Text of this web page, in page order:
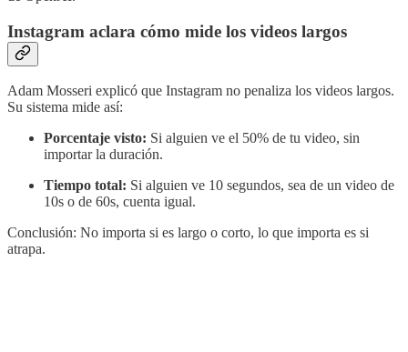
Instagram aclara cómo mide los videos largos
Adam Mosseri explicó que Instagram no penaliza los videos largos.
Su sistema mide así:
Porcentaje visto: Si alguien ve el 50% de tu video, sin
importar la duración.
Tiempo total: Si alguien ve 10 segundos, sea de un video de
10s o de 60s, cuenta igual.
Conclusión: No importa si es largo o corto, lo que importa es si
atrapa.